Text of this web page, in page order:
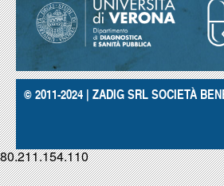
© 2011-2024 | ZADIG SRL SOCIETÀ
80.211.154.110